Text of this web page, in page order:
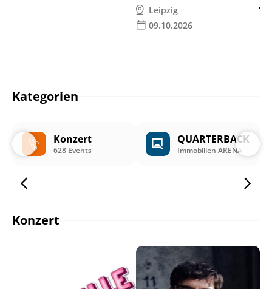
Leipzig
09.10.2026
Kategorien
Konzert
628 Events
QUARTERBACK
Immobilien ARENA
Konzert